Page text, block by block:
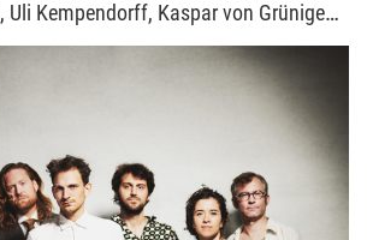
Kaspar von Grünigen, Benjamin Weidekamp